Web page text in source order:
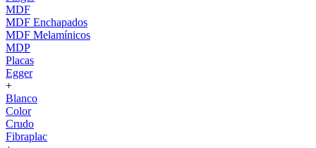
MDF
MDF Enchapados
MDF Melamínicos
MDP
Placas
Egger
+
Blanco
Color
Crudo
Fibraplac